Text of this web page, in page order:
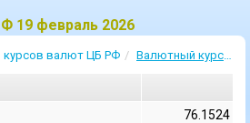
19 февраль 2026
курсов валют ЦБ РФ Валютный курс 19 Февраль 2026
76.1524